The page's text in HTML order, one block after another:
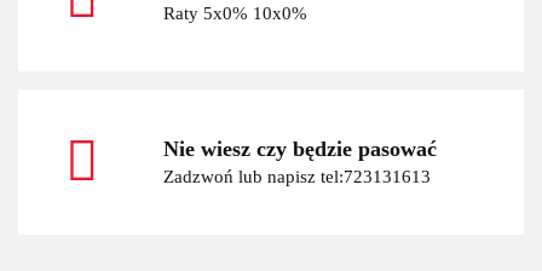
Raty 5x0% 10x0%
Nie wiesz czy będzie pasować
Zadzwoń lub napisz tel:723131613